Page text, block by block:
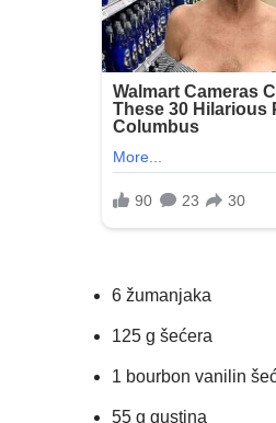
6 žumanjaka
125 g šećera
1 bourbon vanilin
55 g gustina